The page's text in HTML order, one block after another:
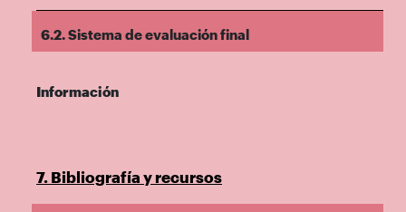
6.2. Sistema de evaluación final
Información
7. Bibliografía y recursos